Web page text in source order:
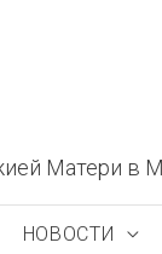
Матери в
НОВОСТИ